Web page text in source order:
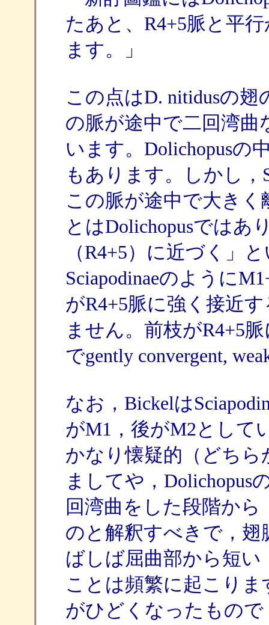
たあと、R4+5脈と平
ます。」
この点はD. nitidusの
の脈が途中で二回湾
います。Dolichopusの
もあります。しかし，
この脈が途中で大き
とはDolichopusではあ
（R4+5）に近づく」
Sciapodinaeのように
がR4+5脈に強く接近
ません。前枝がR4+5
でgently convergent,
なお，Bickelは
がM1，後がM2として
かなり懐疑的（どち
ましてや，Dolichopus
回湾曲をした段階か
のと解釈すべきで，
ばしば屈曲部から短
ことは頻繁に起こりま
がひどくなったもの